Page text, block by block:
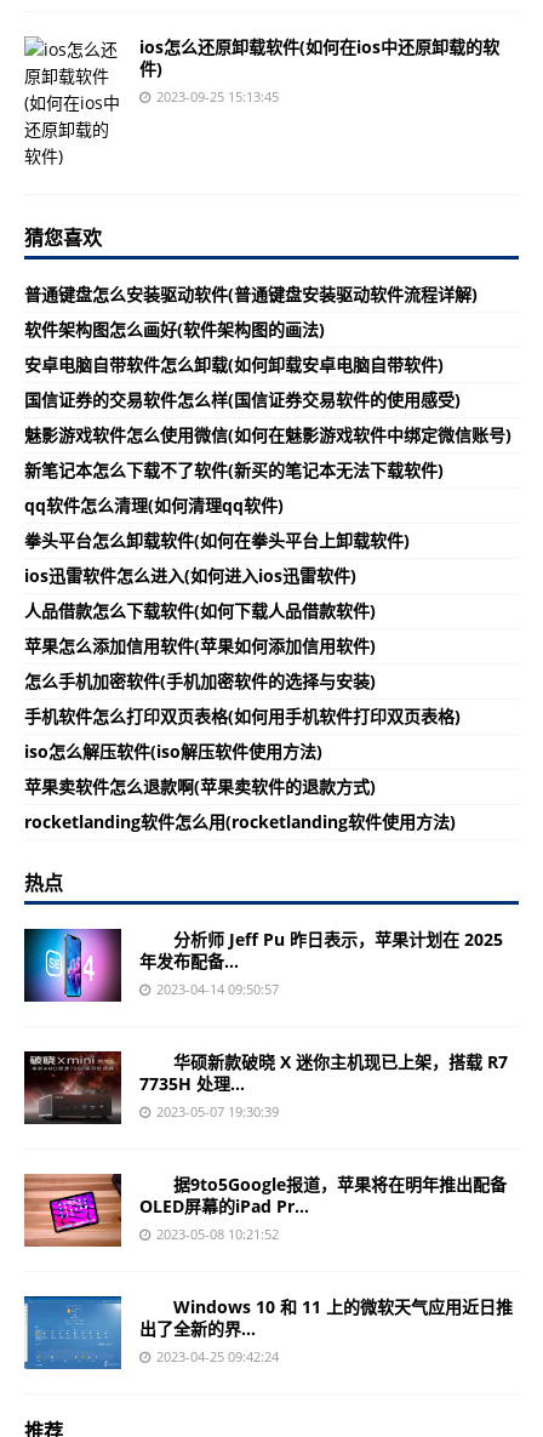
ios怎么还原卸载软件(如何在ios中还原卸载的软
件)
2023-09-25 15:13:45
猜您喜欢
普通键盘怎么安装驱动软件(普通键盘安装驱动软件流程详解)
软件架构图怎么画好(软件架构图的画法)
安卓电脑自带软件怎么卸载(如何卸载安卓电脑自带软件)
国信证券的交易软件怎么样(国信证券交易软件的使用感受)
魅影游戏软件怎么使用微信(如何在魅影游戏软件中绑定微信账号)
新笔记本怎么下载不了软件(新买的笔记本无法下载软件)
qq软件怎么清理(如何清理qq软件)
拳头平台怎么卸载软件(如何在拳头平台上卸载软件)
ios迅雷软件怎么进入(如何进入ios迅雷软件)
人品借款怎么下载软件(如何下载人品借款软件)
苹果怎么添加信用软件(苹果如何添加信用软件)
怎么手机加密软件(手机加密软件的选择与安装)
手机软件怎么打印双页表格(如何用手机软件打印双页表格)
iso怎么解压软件(iso解压软件使用方法)
苹果卖软件怎么退款啊(苹果卖软件的退款方式)
rocketlanding软件怎么用(rocketlanding软件使用方法)
热点
分析师 Jeff Pu 昨日表示，苹果计划在 2025
年发布配备...
2023-04-14 09:50:57
华硕新款破晓 X 迷你主机现已上架，搭载 R7
7735H 处理...
2023-05-07 19:30:39
据9to5Google报道，苹果将在明年推出配备
OLED屏幕的iPad Pr...
2023-05-08 10:21:52
Windows 10 和 11 上的微软天气应用近日推
出了全新的界...
2023-04-25 09:42:24
推荐